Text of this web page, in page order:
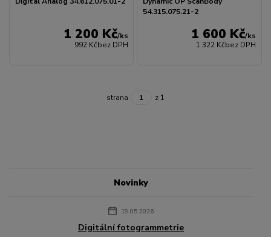
1 200 Kč/ks
992 Kčbez DPH
54.315.075.21-2
1 600 Kč/ks
1 322 Kčbez DPH
strana z 1
Novinky
19.05.2026
Digitální fotogrammetrie